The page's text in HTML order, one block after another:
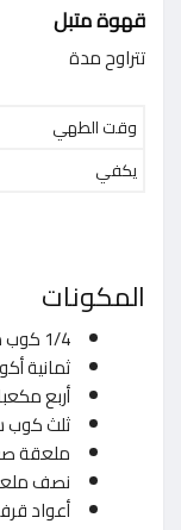
قهوة متبل
تتراوح مدة
وقت الطهي
يكفي
المكونات
1/4 كوب من صلصة الشوكولاتة.
ثمانية
أربع
ثلث كوب
ملعقة
نصف
أعواد